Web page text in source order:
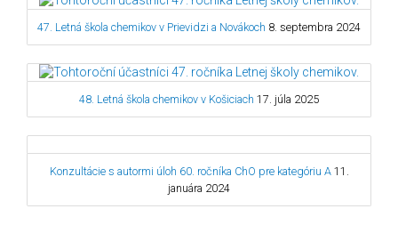
47. Letná škola chemikov v Prievidzi a Novákoch 8. septembra 2024
48. Letná škola chemikov v Košiciach 17. júla 2025
Konzultácie s autormi úloh 60. ročníka ChO pre kategóriu A 11.
januára 2024